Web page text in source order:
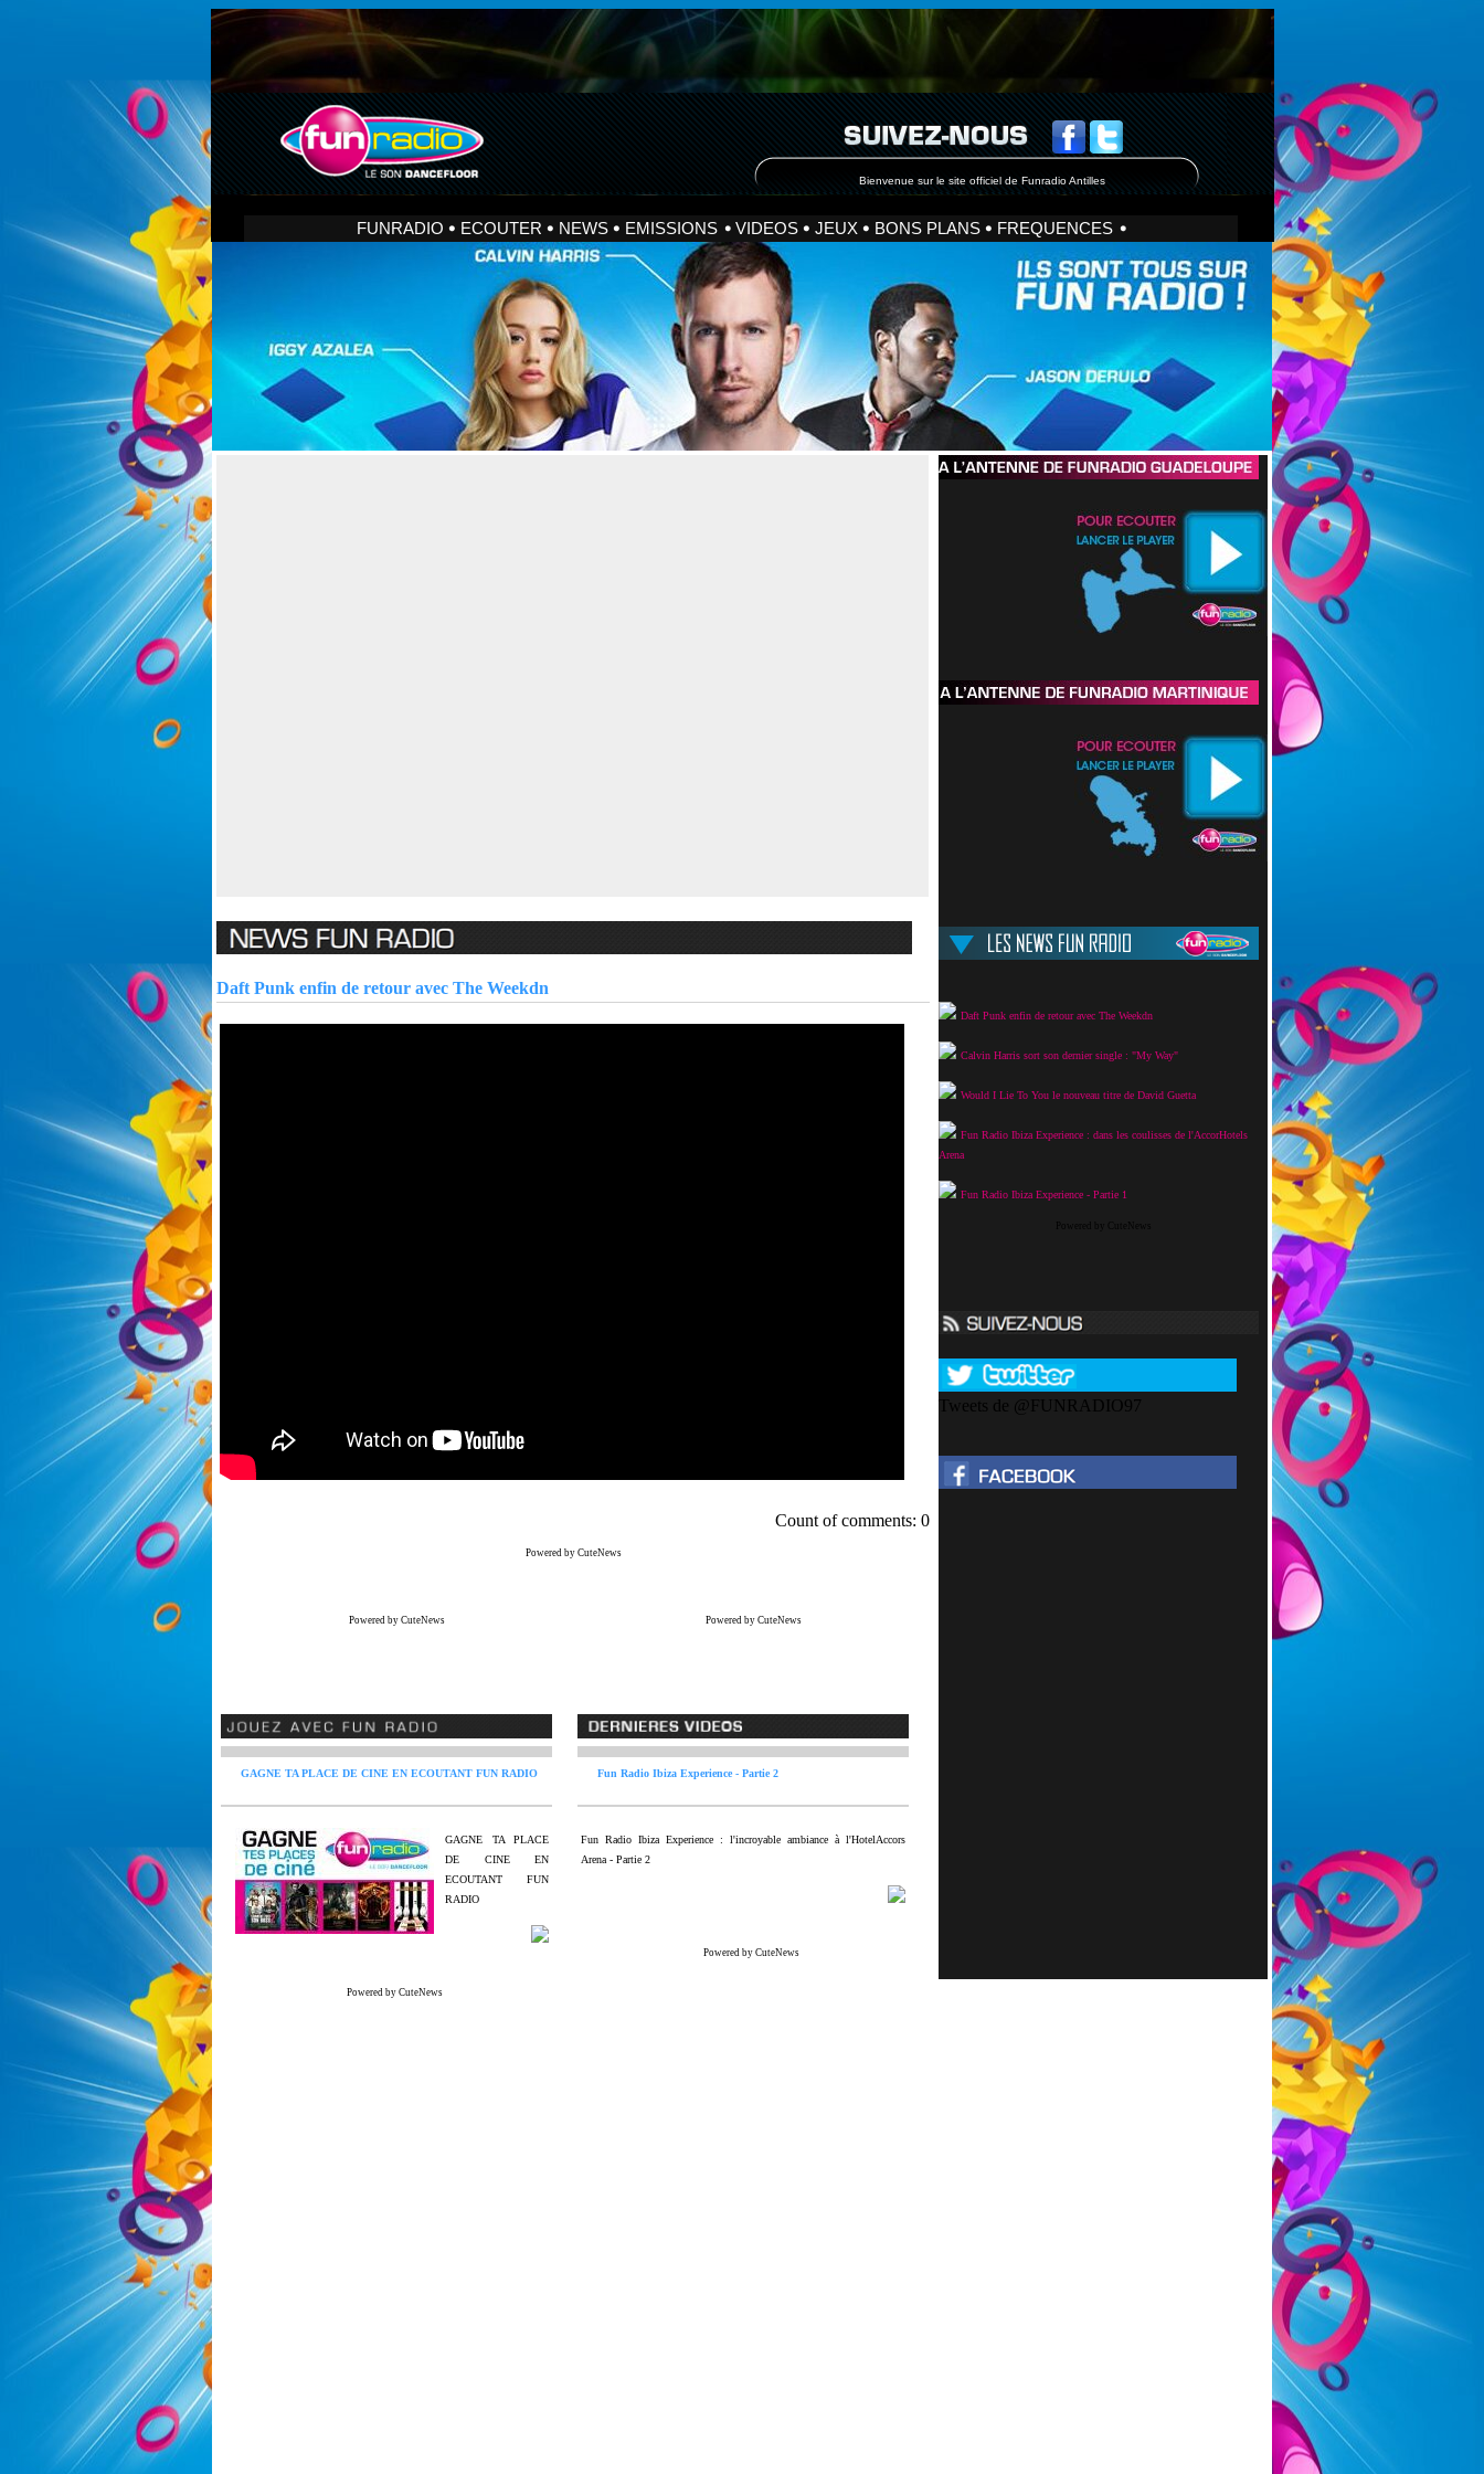
Bienvenue sur le site officiel de Funradio Antilles
FUNRADIO ECOUTER NEWS EMISSIONS VIDEOS JEUX BONS PLANS FREQUENCES
Daft Punk enfin de retour avec The Weekdn
Count of comments: 0
Powered by CuteNews
Powered by CuteNews Powered by CuteNews
GAGNE TA PLACE DE CINE EN ECOUTANT FUN RADIO
GAGNE TA PLACE
DE CINE EN
ECOUTANT FUN
RADIO
Powered by CuteNews
Fun Radio Ibiza Experience - Partie 2
Fun Radio Ibiza Experience : l'incroyable ambiance à l'HotelAccors
Arena - Partie 2
Powered by CuteNews
Daft Punk enfin de retour avec The Weekdn
Calvin Harris sort son dernier single : "My Way"
Would I Lie To You le nouveau titre de David Guetta
Fun Radio Ibiza Experience : dans les coulisses de l'AccorHotels
Arena
Fun Radio Ibiza Experience - Partie 1
Tweets de @FUNRADIO97